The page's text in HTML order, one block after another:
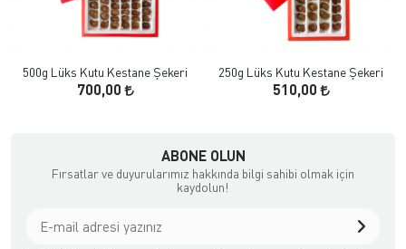
500g Lüks Kutu Kestane Şekeri
700,00
250g Lüks Kutu Kestane Şekeri
510,00
ABONE OLUN
Fırsatlar ve duyurularımız hakkında bilgi sahibi olmak için
kaydolun!